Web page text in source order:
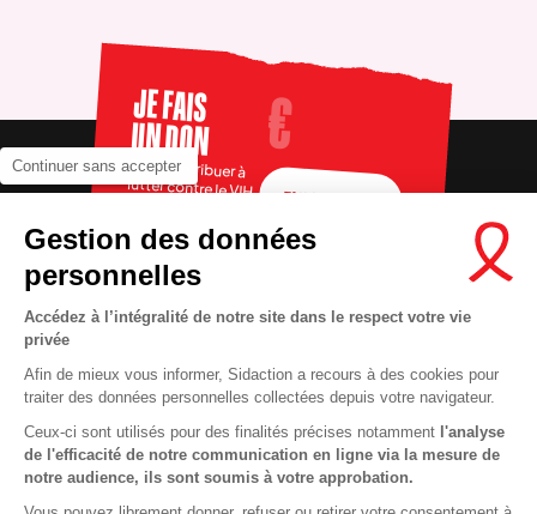
Continuer sans accepter
Gestion des données
personnelles
Accédez à l’intégralité de notre site dans le respect votre vie
privée
Afin de mieux vous informer, Sidaction a recours à des cookies pour
traiter des données personnelles collectées depuis votre navigateur.
Ceux-ci sont utilisés pour des finalités précises notamment l'analyse
de l'efficacité de notre communication en ligne via la mesure de
notre audience, ils sont soumis à votre approbation.
Contact
Presse
RECRUTEMENT
MENTIONS LÉGALES
JE FAIS
UN DON
Pour contribuer à
lutter contre le VIH FAIRE UN DON